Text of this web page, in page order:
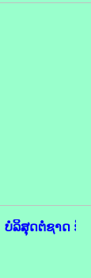
ບໍລິສຸດຕໍ່ຊາດ ຮັ